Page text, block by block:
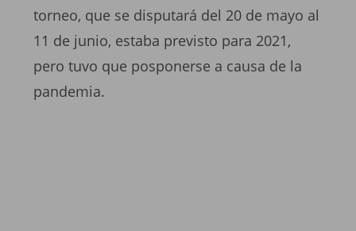
torneo, que se disputará del 20 de mayo al
11 de junio, estaba previsto para 2021,
pero tuvo que posponerse a causa de la
pandemia.